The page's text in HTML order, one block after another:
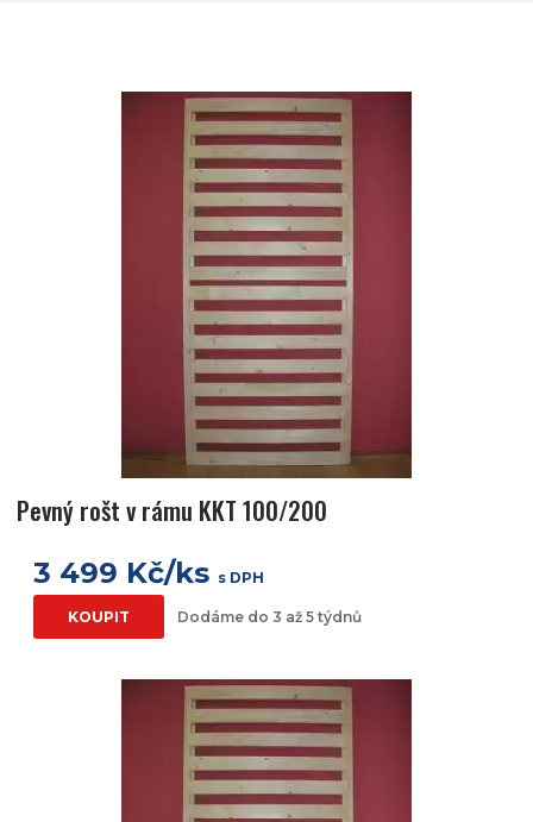
Pevný rošt v rámu KKT 100/200
3 499 Kč/ks s DPH
KOUPIT Dodáme do 3 až 5 týdnů